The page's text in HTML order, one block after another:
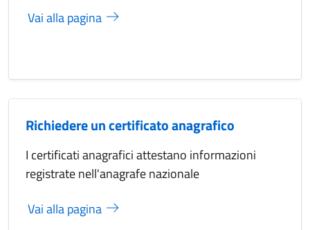
Vai alla pagina
Richiedere un certificato anagrafico
I certificati anagrafici attestano informazioni
registrate nell'anagrafe nazionale
Vai alla pagina